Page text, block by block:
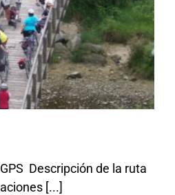
Descripción de la ruta
[...]